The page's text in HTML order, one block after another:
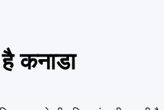
कनाडा